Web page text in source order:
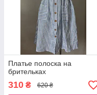
Платье полоска на
брительках
310 ₴ 620 ₴